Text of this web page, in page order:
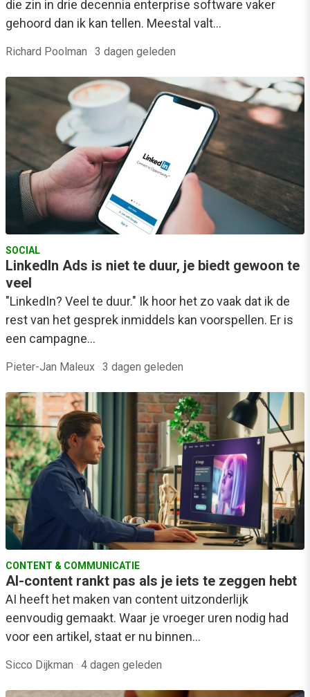
die zin in drie decennia enterprise software vaker
gehoord dan ik kan tellen. Meestal valt…
Richard Poolman · 3 dagen geleden
SOCIAL
LinkedIn Ads is niet te duur, je biedt gewoon te
veel
"LinkedIn? Veel te duur." Ik hoor het zo vaak dat ik de
rest van het gesprek inmiddels kan voorspellen. Er is
een campagne…
Pieter-Jan Maleux · 3 dagen geleden
CONTENT & COMMUNICATIE
AI-content rankt pas als je iets te zeggen hebt
AI heeft het maken van content uitzonderlijk
eenvoudig gemaakt. Waar je vroeger uren nodig had
voor een artikel, staat er nu binnen…
Sicco Dijkman · 4 dagen geleden